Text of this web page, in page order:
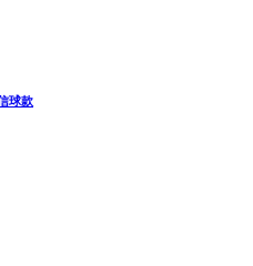
球款